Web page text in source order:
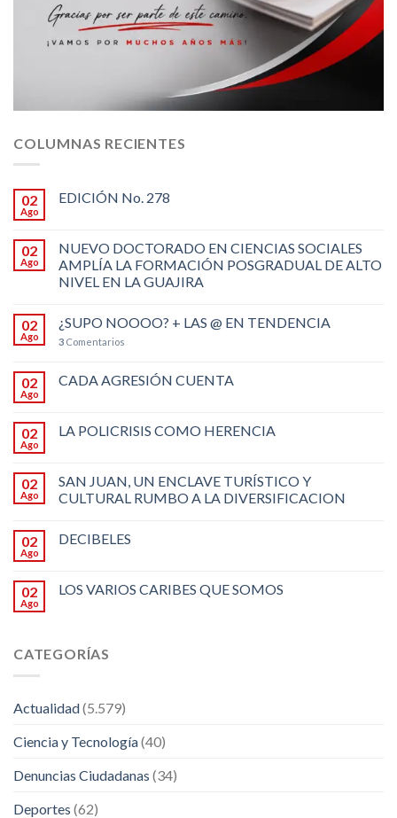
COLUMNAS RECIENTES
02
Ago
EDICIÓN No. 278
02
Ago
NUEVO DOCTORADO EN CIENCIAS SOCIALES
AMPLÍA LA FORMACIÓN POSGRADUAL DE ALTO
NIVEL EN LA GUAJIRA
02
Ago
¿SUPO NOOOO? + LAS @ EN TENDENCIA
3 Comentarios
02
Ago
CADA AGRESIÓN CUENTA
02
Ago
LA POLICRISIS COMO HERENCIA
02
Ago
SAN JUAN, UN ENCLAVE TURÍSTICO Y
CULTURAL RUMBO A LA DIVERSIFICACION
02
Ago
DECIBELES
02
Ago
LOS VARIOS CARIBES QUE SOMOS
CATEGORÍAS
Actualidad(5.579)
Ciencia y Tecnología(40)
Denuncias Ciudadanas (34)
Deportes (62)